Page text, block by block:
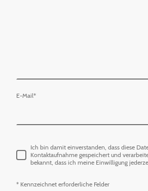
E-Mail*
Ich bin damit einverstanden, dass diese
Kontaktaufnahme gespeichert und
bekannt, dass ich meine Einwilligung
* Kennzeichnet erforderliche Felder